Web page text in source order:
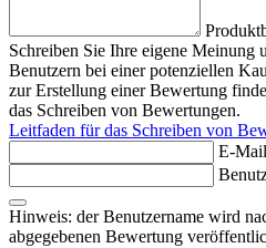
Schreiben Sie Ihre eigene Meinung
Benutzern bei einer potenziellen
zur Erstellung einer Bewertung
das Schreiben von Bewertungen.
Leitfaden für das Schreiben von
E-
Hinweis: der Benutzername wird
abgegebenen Bewertung